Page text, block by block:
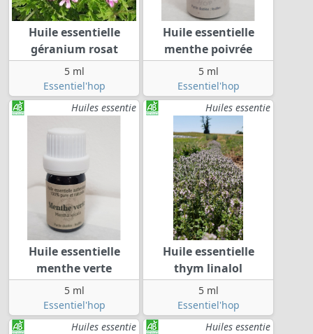
Huile essentielle
géranium rosat
5 ml
Essentiel'hop
Huile essentielle
menthe poivrée
5 ml
Essentiel'hop
Huiles essentie
Huile essentielle
menthe verte
5 ml
Essentiel'hop
Huiles essentie
Huile essentielle
thym linalol
5 ml
Essentiel'hop
Huiles essentie
Huiles essentie